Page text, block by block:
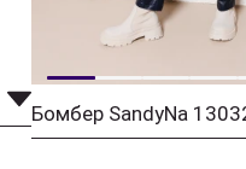
Бомбер SandyNa